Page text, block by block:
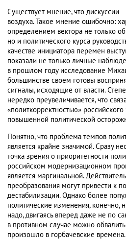
Существует мнение, что дискуссии
воздуха. Такое мнение ошибочно:
определением вектора не только
но и политического курса
качестве инициатора перемен
показали не только личные
в прошлом году исследование
большинстве своем готовы
сигналы, исходящие от власти.
нередко преувеличивается, что
«политкорректностью» российского
повышенной политической
Понятно, что проблема темпов
является крайне значимой. Сразу
точка зрения о приоритетности
российском модернизационном
является маргинальной.
преобразования могут привести к
дестабилизации. Однако более
политические изменения, конечно,
надо, двигаясь вперед даже не по
в противном случае можно обвалить
произошло в горбачевские времена.